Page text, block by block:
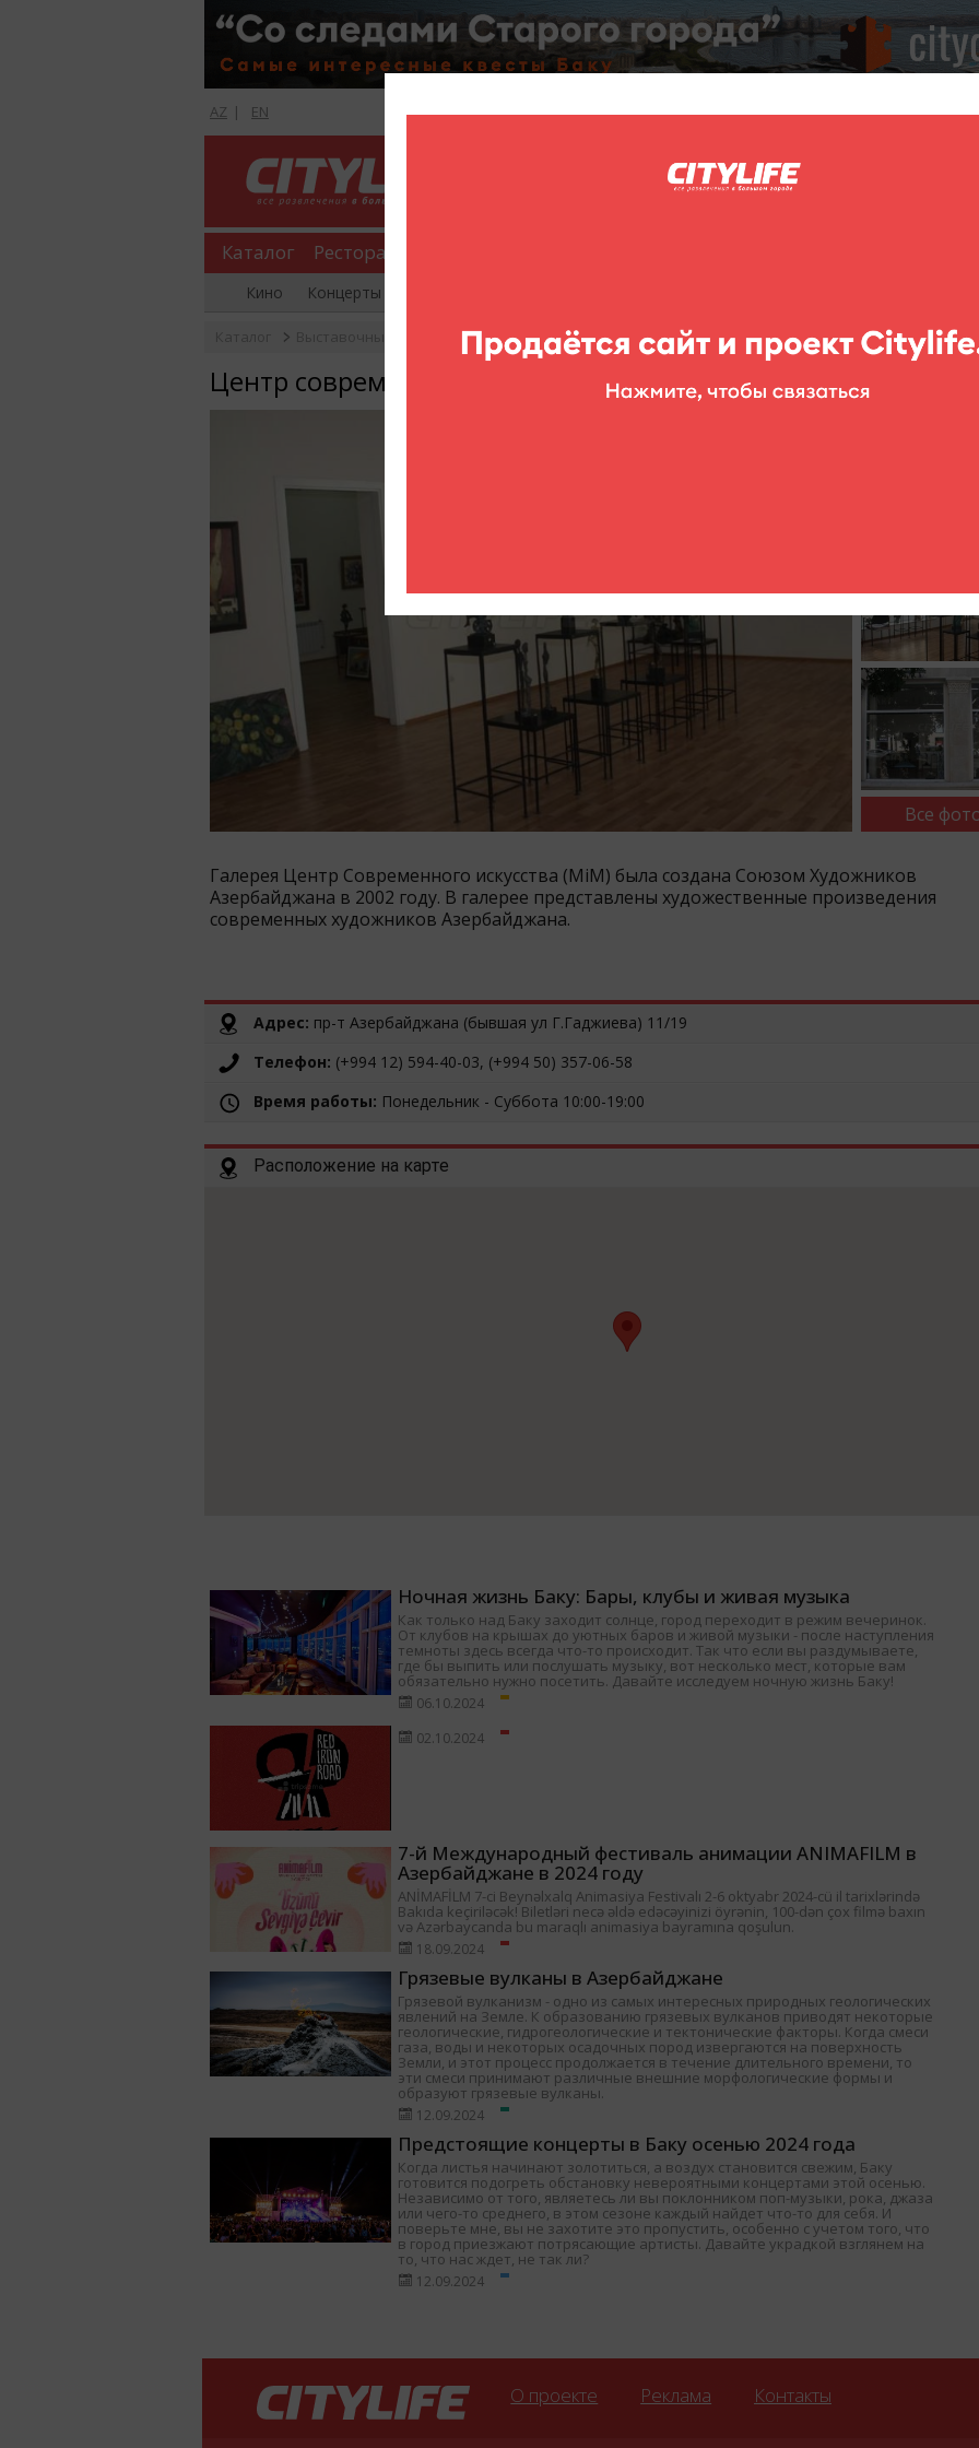
AZ | EN
Каталог Рестораны
Кино Концерты
Галереи Центр современного искусства (Ул. Г. Гаджиева 11/19)
Центр современного искусства (Ул. Г. Гаджиева 11/19)
Все
Галерея Центр Современного искусства (МiM) была создана Союзом Художников
Азербайджана в 2002 году. В галерее представлены художественные произведения
современных художников Азербайджана.
Адрес: пр-т Азербайджана (бывшая ул Г.Гаджиева) 11/19
Телефон: (+994 12) 594-40-03, (+994 50) 357-06-58
Время работы: Понедельник - Суббота 10:00-19:00
Расположение на карте
Ночная жизнь Баку: Бары, клубы и живая музыка
Как только над Баку заходит солнце, город переходит в режим вечеринок.
От клубов на крышах до уютных баров и живой музыки - после наступления
темноты здесь всегда что-то происходит. Так что если вы раздумываете,
где бы выпить или послушать музыку, вот несколько мест, которые вам
обязательно нужно посетить. Давайте исследуем ночную жизнь Баку!
06.10.2024
02.10.2024
7-й Международный фестиваль анимации ANIMAFILM в
Азербайджане в 2024 году
ANİMAFİLM 7-ci Beynəlxalq Animasiya Festivalı 2-6 oktyabr 2024-cü il tarixlərində
Bakıda keçiriləcək! Biletləri necə əldə edəcəyinizi öyrənin, 100-dən çox filmə baxın
və Azərbaycanda bu maraqlı animasiya bayramına qoşulun.
18.09.2024
Грязевые вулканы в Азербайджане
Грязевой вулканизм - одно из самых интересных природных геологических
явлений на Земле. К образованию грязевых вулканов приводят некоторые
геологические, гидрогеологические и тектонические факторы. Когда смеси
газа, воды и некоторых осадочных пород извергаются на поверхность
Земли, и этот процесс продолжается в течение длительного времени, то
эти смеси принимают различные внешние морфологические формы и
образуют грязевые вулканы.
12.09.2024
Предстоящие концерты в Баку осенью 2024 года
Когда листья начинают золотиться, а воздух становится свежим, Баку
готовится подогреть обстановку невероятными концертами этой осенью.
Независимо от того, являетесь ли вы поклонником поп-музыки, рока, джаза
или чего-то среднего, в этом сезоне каждый найдет что-то для себя. И
поверьте мне, вы не захотите это пропустить, особенно с учетом того, что
в город приезжают потрясающие артисты. Давайте украдкой взглянем на
то, что нас ждет, не так ли?
12.09.2024
О проекте Реклама Контакты